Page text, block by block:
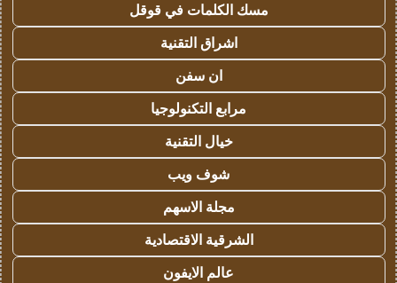
مسك الكلمات في قوقل
اشراق التقنية
ان سفن
مرابع التكنولوجيا
خيال التقنية
شوف ويب
مجلة الاسهم
الشرقية الاقتصادية
عالم الايفون